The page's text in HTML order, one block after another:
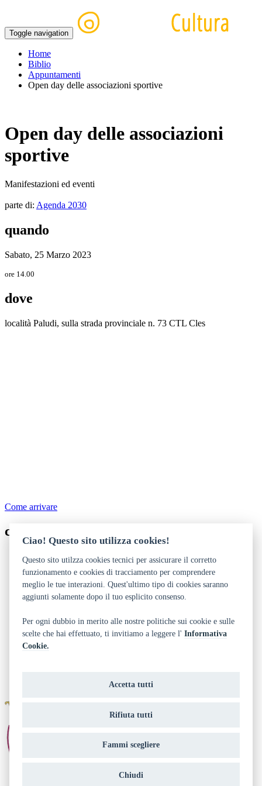
Toggle navigation
Home
Biblio
Appuntamenti
Open day delle associazioni sportive
Open day delle associazioni
sportive
Manifestazioni ed eventi
parte di: Agenda 2030
quando
Sabato, 25 Marzo 2023
ore 14.00
dove
località Paludi, sulla strada provinciale n. 73 CTL Cles
Come arrivare
contatti
0463/422006
Dichiarazione di accessibilità
Privacy
Art Bonus
Area riservata biblioteca
Contatti
Richiedi accesso all'area riservata
Ciao! Questo sito utilizza cookies!
Questo sito utilzza cookies tecnici per assicurare il corretto
funzionamento e cookies di tracciamento per comprendere
meglio le tue interazioni. Quest'ultimo tipo di cookies saranno
aggiunti solamente dopo il tuo esplicito consenso.
Per ogni dubbio in merito alle nostre politiche sui cookie e sulle
scelte che hai effettuato, ti invitiamo a leggere l'Informativa
Cookie.
Accetta tutti
Rifiuta tutti
Fammi scegliere
Chiudi